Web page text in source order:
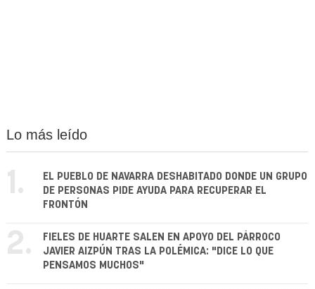
Lo más leído
1.
EL PUEBLO DE NAVARRA DESHABITADO DONDE UN GRUPO
DE PERSONAS PIDE AYUDA PARA RECUPERAR EL
FRONTÓN
2.
FIELES DE HUARTE SALEN EN APOYO DEL PÁRROCO
JAVIER AIZPÚN TRAS LA POLÉMICA: "DICE LO QUE
PENSAMOS MUCHOS"